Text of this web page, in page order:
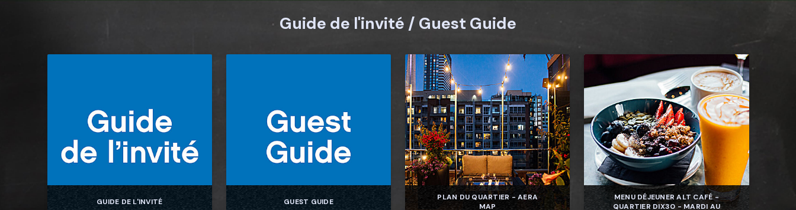
Guide de l'invité / Guest Guide
GUIDE DE L'INVITÉ GUEST GUIDE
PLAN DU QUARTIER - AERA
MAP
MENU DÉJEUNER ALT CAFÉ -
QUARTIER DIX30 - MARDI AU